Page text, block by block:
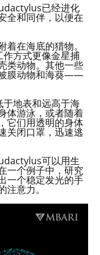
已经进化
全和同伴，以便在
在海底的猎物。
方式更像金星捕
类动物。其他一些
膜动物和海葵——
地表和远高于海
体游泳，或者随着
它们用透明的身体
关闭口罩，迅速逃
可以用生
一个例子中，研究
一个稳定发光的手
注意力。